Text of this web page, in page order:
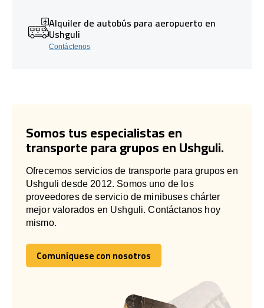
Alquiler de autobús para aeropuerto en
Ushguli
Contáctenos
Somos tus especialistas en
transporte para grupos en Ushguli.
Ofrecemos servicios de transporte para grupos en
Ushguli desde 2012. Somos uno de los
proveedores de servicio de minibuses chárter
mejor valorados en Ushguli. Contáctanos hoy
mismo.
Comuníquese con nosotros
Comuníquese con nosotros